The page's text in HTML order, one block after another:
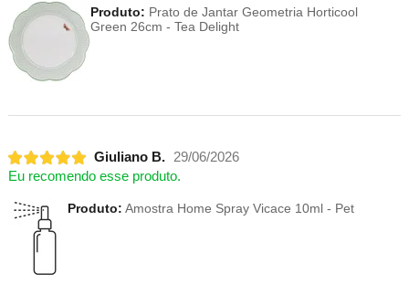
Produto: Prato de Jantar Geometria Horticool
Green 26cm - Tea Delight
Giuliano B. 29/06/2026
Eu recomendo esse produto.
Produto: Amostra Home Spray Vicace 10ml - Pet